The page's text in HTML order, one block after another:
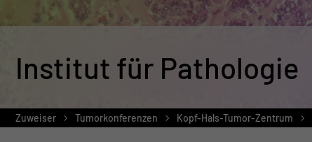
Institut für Pathologie
Zuweiser Tumorkonferenzen Kopf-Hals-Tumor-Zentrum